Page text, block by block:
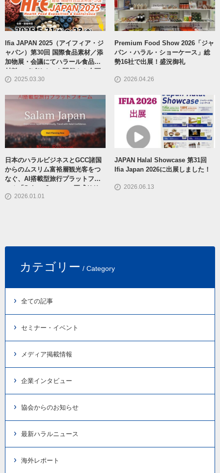
Ifia JAPAN 2025（アイフィア・ジ
ャパン）第30回 国際食品素材／添
加物展・会議にてハラール食品原
材料のパビリオンを開催！！企画
ブースの出展社（残1）募集
2025.03.30
Premium Food Show 2026「ジャ
パン・ハラル・ショーケース」総
勢16社で出展！盛況御礼
2026.04.26
日本のハラルビジネスとGCC諸国
からのムスリム富裕層観光客をつ
なぐ、AI搭載型旅行プラットフォ
ーム「Salam Japan 」 正式リリー
スのお知らせ
2026.01.01
JAPAN Halal Showcase 第31回
Ifia Japan 2026に出展しました！
2026.06.13
カテゴリー / Category
全ての記事
セミナー・イベント
メディア掲載情報
企業インタビュー
協会からのお知らせ
最新ハラルニュース
海外レポート